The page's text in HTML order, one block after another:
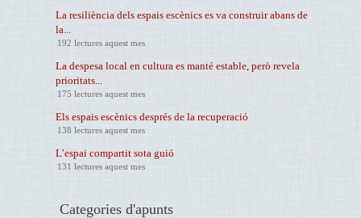
La resiliència dels espais escènics es va construir abans de
la...
192 lectures aquest mes
La despesa local en cultura es manté estable, però revela
prioritats...
175 lectures aquest mes
Els espais escènics després de la recuperació
138 lectures aquest mes
L’espai compartit sota guió
131 lectures aquest mes
Categories d'apunts